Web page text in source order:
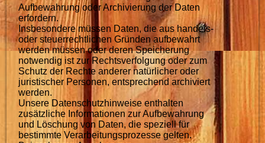
Aufbewahrung oder Archivierung der Daten
erfordern.
Insbesondere müssen Daten, die aus handels-
oder steuerrechtlichen Gründen aufbewahrt
werden müssen oder deren Speicherung
notwendig ist zur Rechtsverfolgung oder zum
Schutz der Rechte anderer natürlicher oder
juristischer Personen, entsprechend archiviert
werden.
Unsere Datenschutzhinweise enthalten
zusätzliche Informationen zur Aufbewahrung
und Löschung von Daten, die speziell für
bestimmte Verarbeitungsprozesse gelten.